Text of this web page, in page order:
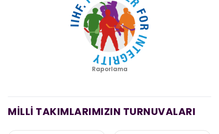
Raporlama
MİLLİ TAKIMLARIMIZIN TURNUVALARI